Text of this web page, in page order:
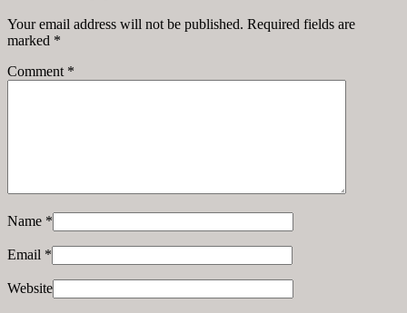
Your email address will not be published. Required fields are
marked *
Comment *
Name *
Email *
Website